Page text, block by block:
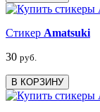
Стикер Amatsuki
30 руб.
В КОРЗИНУ